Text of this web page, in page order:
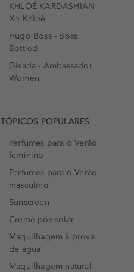
KHLOÉ KARDASHIAN -
Xo Khloè
Hugo Boss - Boss
Bottled
Gisada - Ambassador
Women
TÓPICOS POPULARES
Perfumes para o Verão
feminino
Perfumes para o Verão
masculino
Sunscreen
Creme pós-solar
Maquilhagem à prova
de água
Maquilhagem natural